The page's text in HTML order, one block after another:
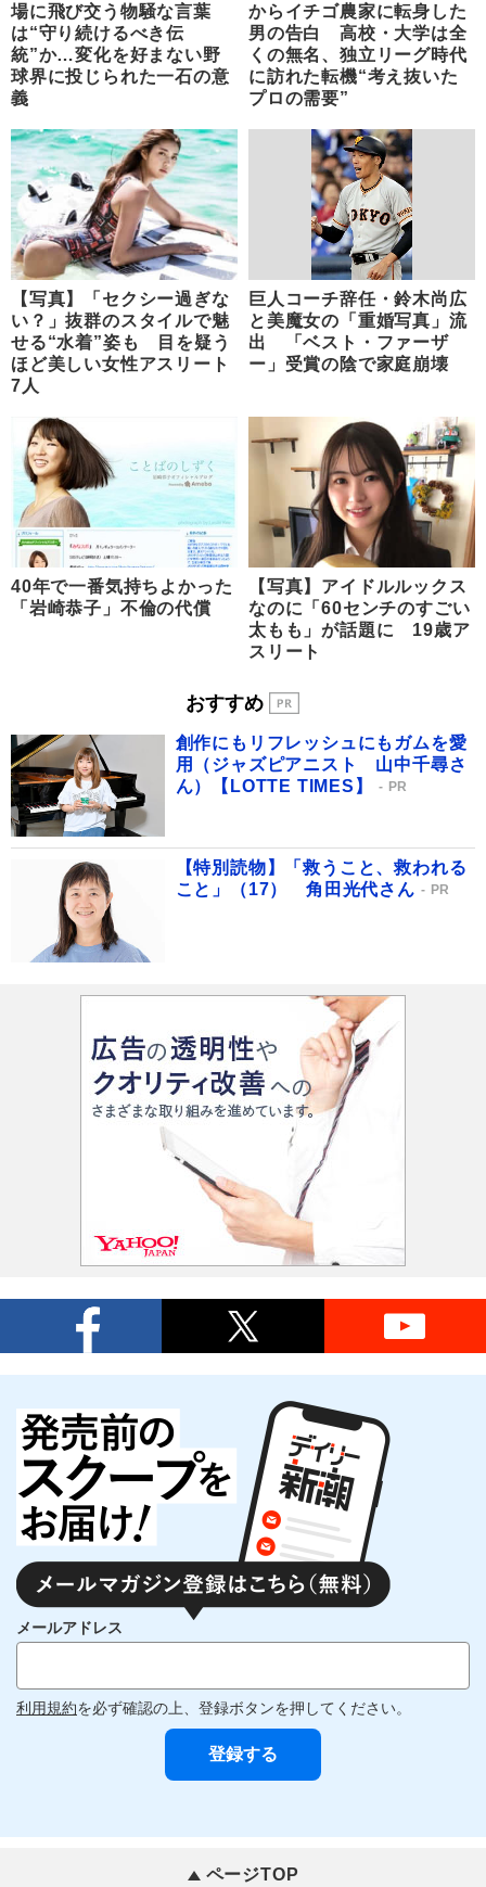
場に飛び交う物騒な言葉
は“守り続けるべき伝
統”か…変化を好まない野
球界に投じられた一石の意
義
からイチゴ農家に転身した
男の告白 高校・大学は全
くの無名、独立リーグ時代
に訪れた転機“考え抜いた
プロの需要”
【写真】「セクシー過ぎな
い？」抜群のスタイルで魅
せる“水着”姿も 目を疑う
ほど美しい女性アスリート
7人
巨人コーチ辞任・鈴木尚広
と美魔女の「重婚写真」流
出 「ベスト・ファーザ
ー」受賞の陰で家庭崩壊
40年で一番気持ちよかった
「岩崎恭子」不倫の代償
【写真】アイドルルックス
なのに「60センチのすごい
太もも」が話題に 19歳ア
スリート
おすすめ
創作にもリフレッシュにもガムを愛
用（ジャズピアニスト 山中千尋さ
ん）【LOTTE TIMES】
PR
【特別読物】「救うこと、救われる
こと」（17） 角田光代さん
PR
メールアドレス
利用規約を必ず確認の上、登録ボタンを押してください。
ページTOP